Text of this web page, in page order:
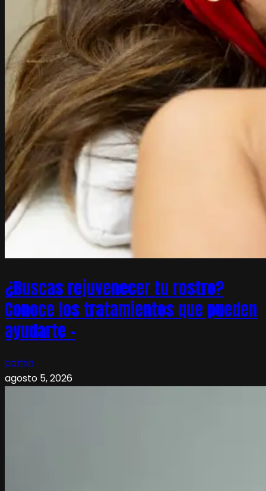
¿Buscas rejuvenecer tu rostro?
Conoce los tratamientos que pueden
ayudarte –
admin
agosto 5, 2026